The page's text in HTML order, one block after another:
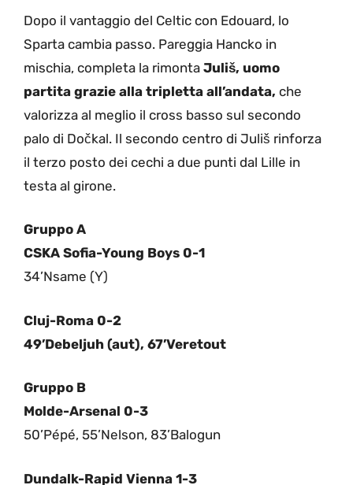
Dopo il vantaggio del Celtic con Edouard, lo
Sparta cambia passo. Pareggia Hancko in
mischia, completa la rimonta Juliš, uomo
partita grazie alla tripletta all’andata, che
valorizza al meglio il cross basso sul secondo
palo di Dočkal. Il secondo centro di Juliš rinforza
il terzo posto dei cechi a due punti dal Lille in
testa al girone.
Gruppo A
CSKA Sofia-Young Boys 0-1
34’Nsame (Y)
Cluj-Roma 0-2
49’Debeljuh (aut), 67’Veretout
Gruppo B
Molde-Arsenal 0-3
50’Pépé, 55’Nelson, 83’Balogun
Dundalk-Rapid Vienna 1-3